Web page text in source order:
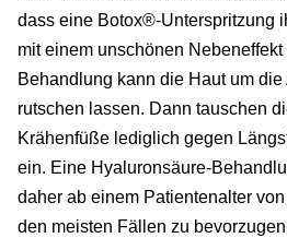
dass eine Botox®-Unterspritzung
mit einem unschönen
Behandlung kann die Haut um
rutschen lassen. Dann tauschen
Krähenfüße lediglich gegen
ein. Eine Hyaluronsäure-
daher ab einem Patientenalter
den meisten Fällen zu